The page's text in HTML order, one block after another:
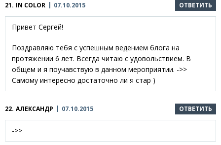
21. IN COLOR 07.10.2015 ОТВЕТИТЬ
Привет Сергей!
Поздравляю тебя с успешным ведением блога на
протяжении 6 лет. Всегда читаю с удовольствием. В
общем и я поучавствую в данном мероприятии. ->>
Самому интересно достаточно ли я стар )
22. АЛЕКСАНДР 07.10.2015 ОТВЕТИТЬ
->>